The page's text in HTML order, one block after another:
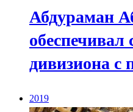
Абдураман
обеспечивал
дивизиона с
2019